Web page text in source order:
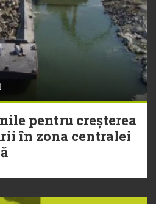
pentru creșterea
în zona centralei